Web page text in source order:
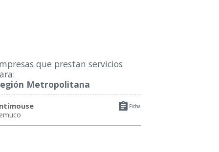
que prestan servicios
Metropolitana
 Ficha